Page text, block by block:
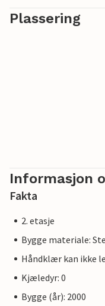
Plassering
Informasjon
Fakta
2. etasje
Bygge materiale:
Håndklær kan ikke
Kjæledyr: 0
Bygge (år): 2000